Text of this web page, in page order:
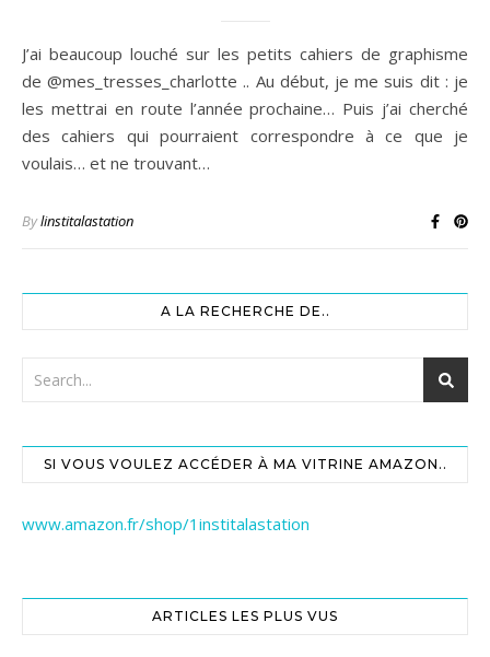
J’ai beaucoup louché sur les petits cahiers de graphisme
de @mes_tresses_charlotte .. Au début, je me suis dit : je
les mettrai en route l’année prochaine… Puis j’ai cherché
des cahiers qui pourraient correspondre à ce que je
voulais… et ne trouvant…
Bylinstitalastation
A LA RECHERCHE DE..
SI VOUS VOULEZ ACCÉDER À MA VITRINE AMAZON..
www.amazon.fr/shop/1institalastation
ARTICLES LES PLUS VUS